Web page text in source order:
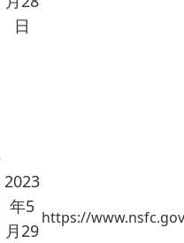
日
2023
年5
月29
https://